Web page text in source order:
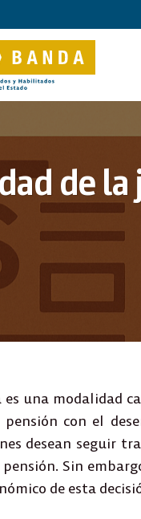
de
una modalidad
con el
desean seguir
pensión. Sin
de esta